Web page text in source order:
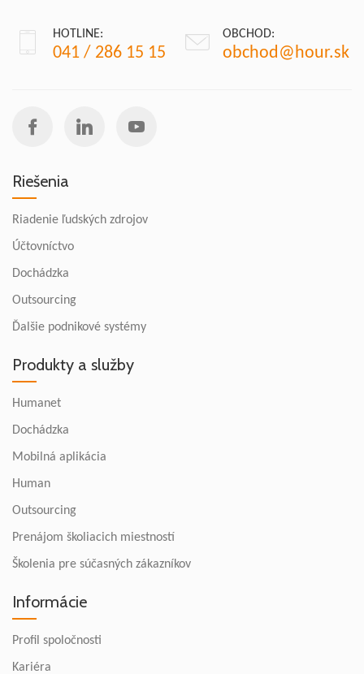
HOTLINE:
041 / 286 15 15
OBCHOD:
obchod@hour.sk
Riešenia
Riadenie ľudských zdrojov
Účtovníctvo
Dochádzka
Outsourcing
Ďalšie podnikové systémy
Produkty a služby
Humanet
Dochádzka
Mobilná aplikácia
Human
Outsourcing
Prenájom školiacich miestností
Školenia pre súčasných zákazníkov
Informácie
Profil spoločnosti
Kariéra